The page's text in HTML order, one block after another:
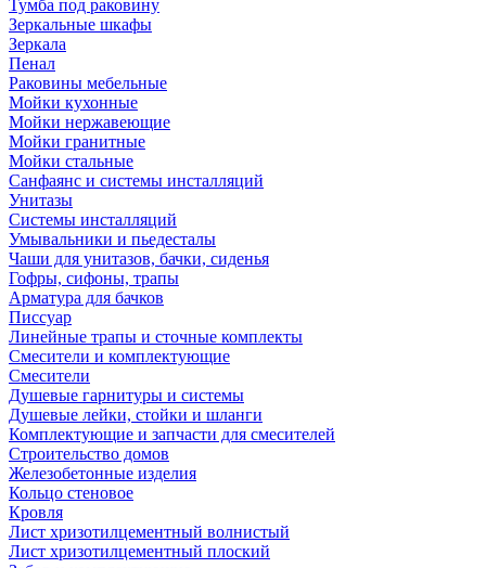
Тумба под раковину
Зеркальные шкафы
Зеркала
Пенал
Раковины мебельные
Мойки кухонные
Мойки нержавеющие
Мойки гранитные
Мойки стальные
Санфаянс и системы инсталляций
Унитазы
Системы инсталляций
Умывальники и пьедесталы
Чаши для унитазов, бачки, сиденья
Гофры, сифоны, трапы
Арматура для бачков
Писсуар
Линейные трапы и сточные комплекты
Смесители и комплектующие
Смесители
Душевые гарнитуры и системы
Душевые лейки, стойки и шланги
Комплектующие и запчасти для смесителей
Строительство домов
Железобетонные изделия
Кольцо стеновое
Кровля
Лист хризотилцементный волнистый
Лист хризотилцементный плоский